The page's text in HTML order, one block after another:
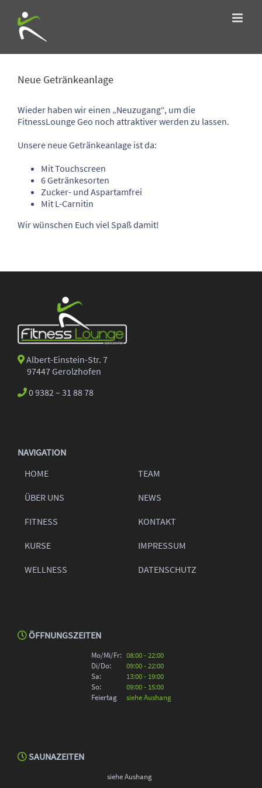
Inhalt
springen
Bild
Neue Getränkeanlage
Wieder haben wir einen „Neuzugang“, um die
FitnessLounge Geo noch attraktiver werden zu lassen.
Unsere neue Getränkeanlage ist da:
Mit Touchscreen
6 Getränkesorten
Zucker- und Aspartamfrei
Mit L-Carnitin
Wir wünschen Euch viel Spaß damit!
Albert-Einstein-Str. 7
97447 Gerolzhofen
0 9382 – 31 88 78
NAVIGATION
HOME
ÜBER UNS
FITNESS
KURSE
WELLNESS
TEAM
NEWS
KONTAKT
IMPRESSUM
DATENSCHUTZ
ÖFFNUNGSZEITEN
Mo/Mi/Fr: 08:00 - 22:00
Di/Do:
09:00 - 22:00
Sa:
13:00 - 19:00
So:
09:00 - 15:00
Feiertag
siehe Aushang
SAUNAZEITEN
siehe Aushang